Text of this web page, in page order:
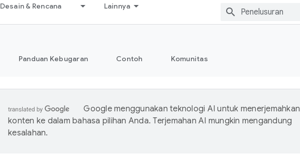
Desain & Rencana Lainnya
Panduan Kebugaran Contoh Komunitas
Google menggunakan teknologi AI untuk menerjemahkan
konten ke dalam bahasa pilihan Anda. Terjemahan AI mungkin mengandung
kesalahan.